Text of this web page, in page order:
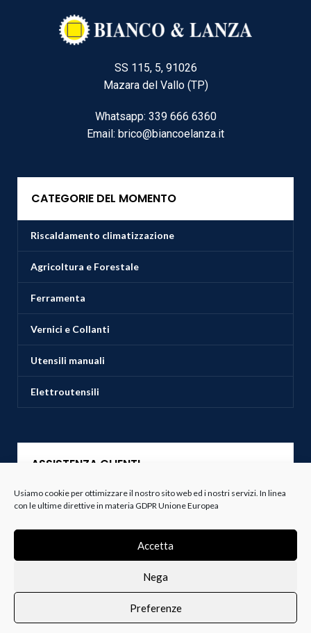
Usiamo cookie per ottimizzare il nostro sito web ed i nostri servizi. In linea
con le ultime direttive in materia GDPR Unione Europea
Accetta
Nega
Preferenze
SS 115, 5, 91026
Mazara del Vallo (TP)
Whatsapp: 339 666 6360
Email: brico@biancoelanza.it
CATEGORIE DEL MOMENTO
Riscaldamento climatizzazione
Agricoltura e Forestale
Ferramenta
Vernici e Collanti
Utensili manuali
Elettroutensili
ASSISTENZA CLIENTI
Servizio Clienti
Spedizioni
Resi e Recessi
Termini e Condizioni